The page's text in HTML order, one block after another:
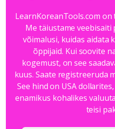
LearnKoreanTools.com
Me täiustame veebisaiti
võimalusi, kuidas aidata
õppijaid. Kui soovite
kogemust, on see
kuus. Saate registreeruda
See hind on USA
enamikus kohalikes
teisi